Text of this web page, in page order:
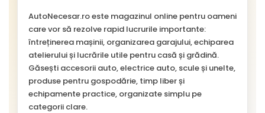
AutoNecesar.ro este magazinul online pentru oameni
care vor să rezolve rapid lucrurile importante:
întreținerea mașinii, organizarea garajului, echiparea
atelierului și lucrările utile pentru casă și grădină.
Găsești accesorii auto, electrice auto, scule și unelte,
produse pentru gospodărie, timp liber și
echipamente practice, organizate simplu pe
categorii clare.